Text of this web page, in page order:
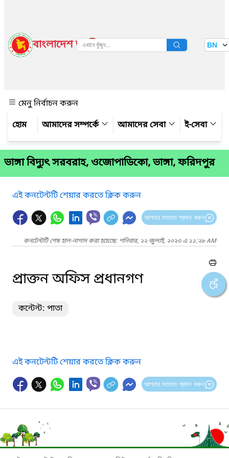
বাংলাদেশ জাতীয় তথ্য বাতায়ন BN
মেনু নির্বাচন করুন
আমাদের সম্পর্কে
আমাদের সেবা ই-সেবা
ভাঙ্গা বিদ্যুৎ সরবরাহ, ওজোপাডিকো, ভাঙ্গা, ফরিদপুর
এই কনটেন্টটি শেয়ার করতে ক্লিক করুন
আপনার মতামত প্রদান করুন
কনটেন্টটি শেষ হাল-নাগাদ করা হয়েছে: শনিবার, ২২ জুলাই, ২০২৩ এ ১১:২৮ AM
প্রাক্তন অফিস প্রধানগণ
কন্টেন্ট: পাতা
এই কনটেন্টটি শেয়ার করতে ক্লিক করুন
আপনার মতামত প্রদান করুন